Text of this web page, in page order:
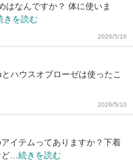
はなんですか？ 体に使いま
きを読む
2026/5/16
ハウスオブローゼは使ったこ
2026/5/10
イテムってありますか？下着
… 続きを読む